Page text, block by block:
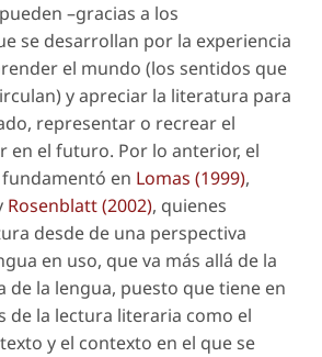
–gracias a los
se desarrollan por la experiencia
el mundo (los sentidos que
y apreciar la literatura para
representar o recrear el
en el futuro. Por lo anterior, el
en Lomas (1999),
Rosenblatt (2002), quienes
desde de una perspectiva
en uso, que va más allá de la
de la lengua, puesto que tiene en
de la lectura literaria como el
y el contexto en el que se